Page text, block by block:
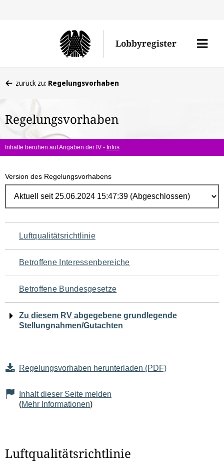
Lobbyregister
Menü
befinden
hier:
zurück zu: Regelungsvorhaben
Regelungsvorhaben
Inhalte beruhen auf Angaben der IV - Infos
Version des Regelungsvorhabens
Navigation
für
den
Seiteninhalt
Luftqualitätsrichtlinie
Betroffene Interessenbereiche
Betroffene Bundesgesetze
Zu diesem RV abgegebene grundlegende
Stellungnahmen/Gutachten
Regelungsvorhaben herunterladen (PDF)
Inhalt dieser Seite melden
(Mehr Informationen)
Luftqualitätsrichtlinie